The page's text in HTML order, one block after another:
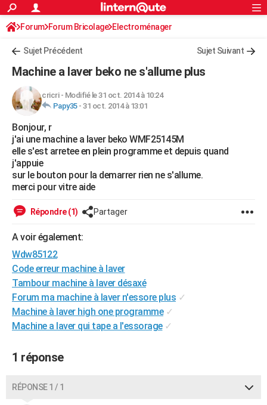
ACTUALITÉS
Politique
Société
Faits Divers
Education
Monde
Villes
+
FINANCE
Retraite
Impôts
Epargne
Immobilier
Risques naturels par ville
Banque
Assurance
Crédit
AUTO
Essais
Réserver un essai
Citadines
Berlines
SUV
Forum auto
+HIGH-TECH
Mobiles
Meilleur smartphone
Internet
Ordinateurs
Jeux vidéo
Guide high-tech
+BRICOLAGE
Forum
Aménagement intérieur
Extérieur
Cuisine
Salle de bains
Jardinage
Rangement
WEEK-END
Guides de France
Escapades
Patrimoine
Expositions
Musées
Week-end nature
LIFESTYLE
SANTE
Alimentation
Guide de la santé
Maladies
Médicaments
Sommeil
VOYAGE
Destinations
City break
Voyage nature
Voyage de noces
Forum
Climat
+PHOTO
GUIDES D'ACHAT
BONS PLANS
CARTE DE VOEUX
S'inscrire
Connexion
Forum Forum Bricolage Electroménager
Sujet Précédent Sujet Suivant
Machine a laver beko ne s'allume plus
cricri- Modifié le 31 oct. 2014 à 10:24
Papy35- 31 oct. 2014 à 13:01
Bonjour, r
j'ai une machine a laver beko WMF25145M
elle s'est arretee en plein programme et depuis quand
j'appuie
sur le bouton pour la demarrer rien ne s'allume.
merci pour vitre aide
Répondre (1) Partager
A voir également:
Wdw85122
Code erreur machine à laver
Tambour machine à laver désaxé
Forum ma machine à laver n'essore plus ✓
Machine à laver high one programme ✓
Machine a laver qui tape a l'essorage ✓
1 réponse
RÉPONSE 1 / 1